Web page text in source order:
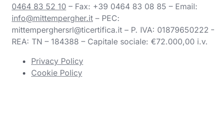
0464 83 52 10 – Fax: +39 0464 83 08 85 – Email:
info@mittempergher.it – PEC:
mittemperghersrl@ticertifica.it – P. IVA: 01879650222 –
REA: TN – 184388 – Capitale sociale: €72.000,00 i.v.
Privacy Policy
Cookie Policy